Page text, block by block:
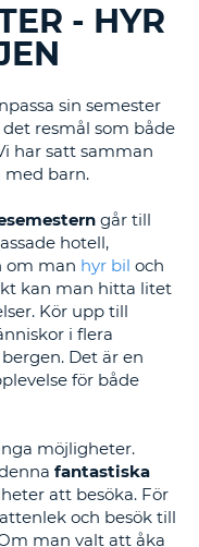
- HYR
sin semester
resmål som både
har satt samman
med barn.
går till
hotell,
om man hyr bil och
kan man hitta litet
Kör upp till
i flera
Det är en
för både
möjligheter.
fantastiska
att besöka. För
och besök till
man valt att åka